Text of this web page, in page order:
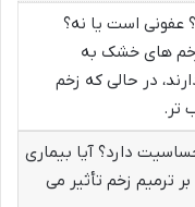
است یا نه؟
های خشک به
در حالی که زخم
تر.
دارد؟ آیا بیماری
ترمیم زخم تأثیر می